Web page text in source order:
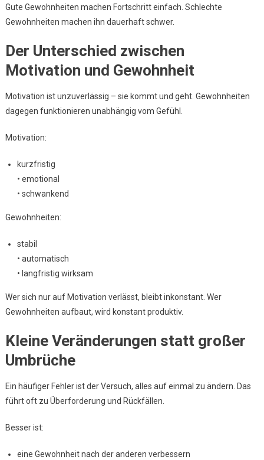
Gute Gewohnheiten machen Fortschritt einfach. Schlechte
Gewohnheiten machen ihn dauerhaft schwer.
Der Unterschied zwischen
Motivation und Gewohnheit
Motivation ist unzuverlässig – sie kommt und geht. Gewohnheiten
dagegen funktionieren unabhängig vom Gefühl.
Motivation:
kurzfristig
• emotional
• schwankend
Gewohnheiten:
stabil
• automatisch
• langfristig wirksam
Wer sich nur auf Motivation verlässt, bleibt inkonstant. Wer
Gewohnheiten aufbaut, wird konstant produktiv.
Kleine Veränderungen statt großer
Umbrüche
Ein häufiger Fehler ist der Versuch, alles auf einmal zu ändern. Das
führt oft zu Überforderung und Rückfällen.
Besser ist:
eine Gewohnheit nach der anderen verbessern